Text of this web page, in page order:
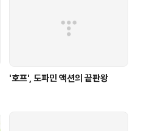
'호프', 도파민 액션의 끝판왕